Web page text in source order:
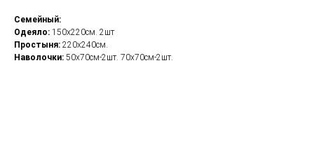
Семейный:
Одеяло: 150х220см. 2шт
Простыня: 220х240см.
Наволочки: 50х70см-2шт. 70х70см-2шт.